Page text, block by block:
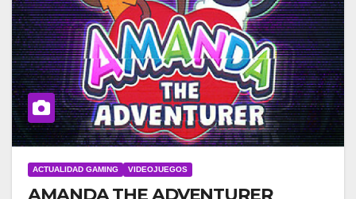
ACTUALIDAD GAMING VIDEOJUEGOS